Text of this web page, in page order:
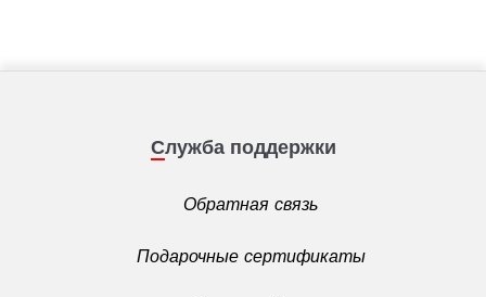
Служба поддержки
Обратная связь
Подарочные сертификаты